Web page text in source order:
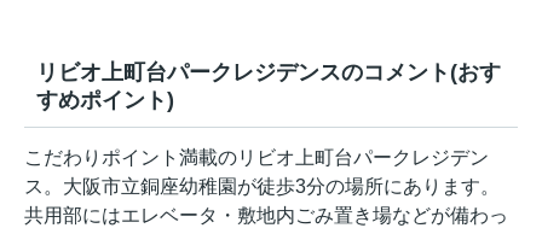
リビオ上町台パークレジデンスのコメント(おす
すめポイント)
こだわりポイント満載のリビオ上町台パークレジデン
ス。大阪市立銅座幼稚園が徒歩3分の場所にあります。
共用部にはエレベータ・敷地内ごみ置き場などが備わっ